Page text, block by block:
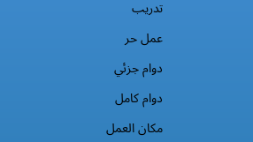
تدريب
عمل حر
دوام جزئي
دوام كامل
مكان العمل